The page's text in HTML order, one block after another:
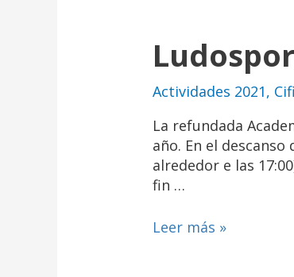
Actividades 2021,
La refundada
año. En el
alrededor e las
fin …
Leer más »